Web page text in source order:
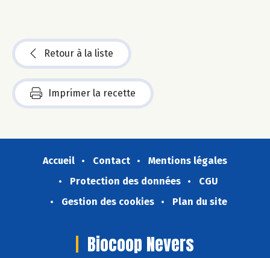
Retour à la liste
Imprimer la recette
Accueil Contact
Mentions légales
Protection des données
CGU
Gestion des cookies
Plan du site
Biocoop Nevers